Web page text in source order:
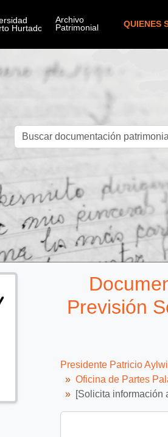
QUIENES
Previsión
Presidente Patricio
Oficina de Partes
[Solicita información